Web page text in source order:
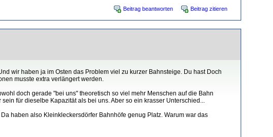
Beitrag beantworten Beitrag zitieren
wir haben ja im Osten das Problem viel zu kurzer Bahnsteige. Du hast Doch
musste extra verlängert werden.
doch gerade "bei uns" theoretisch so viel mehr Menschen auf die Bahn
für dieselbe Kapazität als bei uns. Aber so ein krasser Unterschied...
haben also Kleinkleckersdörfer Bahnhöfe genug Platz. Warum war das